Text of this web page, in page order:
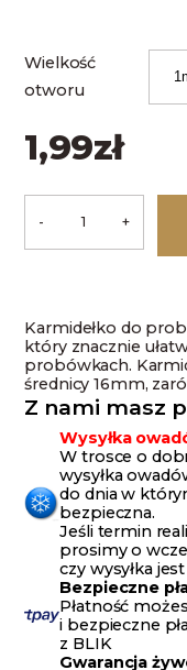
Wielkość
otworu
1,99zł
-
ilość
Karmidełko
+
Karmidełko do
który znacznie
probówkach.
średnicy 16mm,
Z nami masz
Wysyłka
W trosce o
wysyłka
do dnia w
bezpieczna.
Jeśli termin
prosimy o
czy wysyłka
Bezpieczne
Płatność
i bezpieczne
z BLIK
Gwarancja